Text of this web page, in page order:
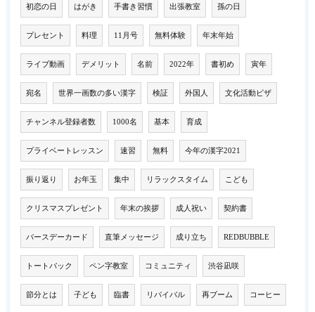
初恋の日 はがき 手書き習慣 出張教室 孫の日
プレセント 料理 11月号 無料体験 年末年始
ライブ動画 デメリット 名前 2022年 書初め 寅年
宛名 世界一画数の多い漢字 検証 外国人 文化活動ビザ
チャンネル登録者数 1000名 基本 育成
プライベートレッスン 速習 無料 今年の漢字2021
振り返り お年玉 集中 リラックスタイム こども
クリスマスプレゼント 年末の挨拶 成人祝い 契約書
バースデーカード 直筆メッセージ 成り立ち REDBUBBLE
トートバック ペン字教室 コミュニティ 渋谷凪咲
節分とは 子ども 臨書 リバイバル 再ブーム コーヒー